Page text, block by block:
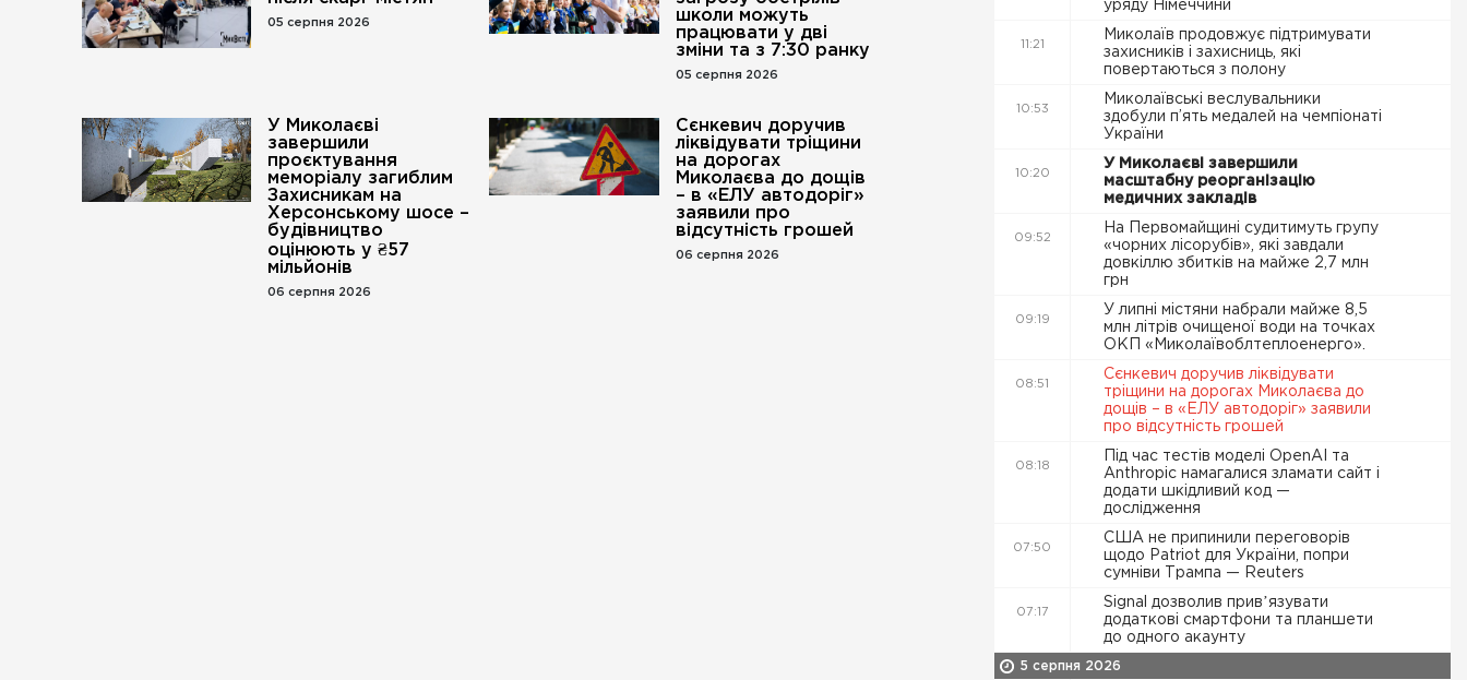
05 серпня 2026
школи можуть
працювати у дві
зміни та з 7:30 ранку
05 серпня 2026
У Миколаєві
завершили
проєктування
меморіалу загиблим
Захисникам на
Херсонському шосе –
будівництво
оцінюють у ₴57
мільйонів
06 серпня 2026
Сєнкевич доручив
ліквідувати тріщини
на дорогах
Миколаєва до дощів
– в «ЕЛУ автодоріг»
заявили про
відсутність грошей
06 серпня 2026
уряду Німеччини
11:21
Миколаїв продовжує підтримувати
захисників і захисниць, які
повертаються з полону
10:53
Миколаївські веслувальники
здобули п’ять медалей на чемпіонаті
України
10:20
У Миколаєві завершили
масштабну реорганізацію
медичних закладів
09:52
На Первомайщині судитимуть групу
«чорних лісорубів», які завдали
довкіллю збитків на майже 2,7 млн
грн
09:19
У липні містяни набрали майже 8,5
млн літрів очищеної води на точках
ОКП «Миколаївоблтеплоенерго».
08:51
Сєнкевич доручив ліквідувати
тріщини на дорогах Миколаєва до
дощів – в «ЕЛУ автодоріг» заявили
про відсутність грошей
08:18
Під час тестів моделі OpenAI та
Anthropic намагалися зламати сайт і
додати шкідливий код —
дослідження
07:50
США не припинили переговорів
щодо Patriot для України, попри
сумніви Трампа — Reuters
07:17
Signal дозволив привʼязувати
додаткові смартфони та планшети
до одного акаунту
5 серпня 2026